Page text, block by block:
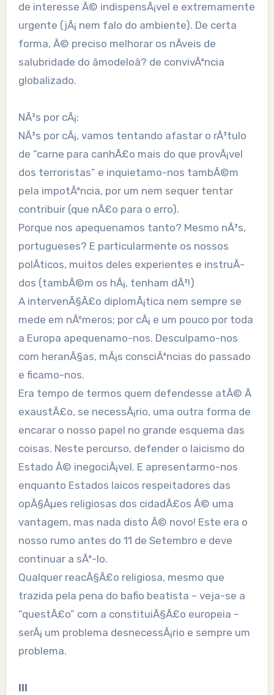
de interesse Ã© indispensÃ¡vel e extremamente
urgente (jÃ¡ nem falo do ambiente). De certa
forma, Ã© preciso melhorar os nÃ­veis de
salubridade do âmodeloâ? de convivÃªncia
globalizado.
NÃ³s por cÃ¡:
NÃ³s por cÃ¡, vamos tentando afastar o rÃ³tulo
de “carne para canhÃ£o mais do que provÃ¡vel
dos terroristas” e inquietamo-nos tambÃ©m
pela impotÃªncia, por um nem sequer tentar
contribuir (que nÃ£o para o erro).
Porque nos apequenamos tanto? Mesmo nÃ³s,
portugueses? E particularmente os nossos
polÃ­ticos, muitos deles experientes e instruÃ­
dos (tambÃ©m os hÃ¡, tenham dÃ³!)
A intervenÃ§Ã£o diplomÃ¡tica nem sempre se
mede em nÃºmeros; por cÃ¡ e um pouco por toda
a Europa apequenamo-nos. Desculpamo-nos
com heranÃ§as, mÃ¡s consciÃªncias do passado
e ficamo-nos.
Era tempo de termos quem defendesse atÃ© Ã
exaustÃ£o, se necessÃ¡rio, uma outra forma de
encarar o nosso papel no grande esquema das
coisas. Neste percurso, defender o laicismo do
Estado Ã© inegociÃ¡vel. E apresentarmo-nos
enquanto Estados laicos respeitadores das
opÃ§Ãµes religiosas dos cidadÃ£os Ã© uma
vantagem, mas nada disto Ã© novo! Este era o
nosso rumo antes do 11 de Setembro e deve
continuar a sÃª-lo.
Qualquer reacÃ§Ã£o religiosa, mesmo que
trazida pela pena do bafio beatista – veja-se a
“questÃ£o” com a constituiÃ§Ã£o europeia –
serÃ¡ um problema desnecessÃ¡rio e sempre um
problema.
III